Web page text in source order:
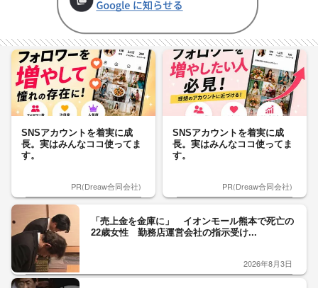
SNSアカウントを着実に成
長。実はみんなココ使ってま
す。
PR(Dreaw合同会社)
SNSアカウントを着実に成
長。実はみんなココ使ってま
す。
PR(Dreaw合同会社)
「売上金を金庫に」 イオンモール熊本で死亡の
22歳女性 勤務店運営会社の指示受け...
2026年8月3日